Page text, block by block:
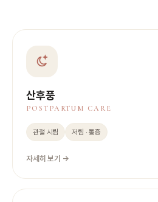
산후풍
POSTPARTUM CARE
관절 시림 저림 · 통증
자세히 보기 →